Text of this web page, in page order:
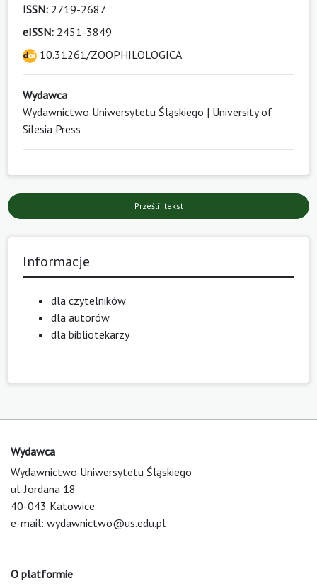
ISSN: 2719-2687
eISSN: 2451-3849
10.31261/ZOOPHILOLOGICA
Wydawca
Wydawnictwo Uniwersytetu Śląskiego | University of
Silesia Press
Prześlij tekst
Informacje
dla czytelników
dla autorów
dla bibliotekarzy
Wydawca
Wydawnictwo Uniwersytetu Śląskiego
ul. Jordana 18
40-043 Katowice
e-mail: wydawnictwo@us.edu.pl
O platformie